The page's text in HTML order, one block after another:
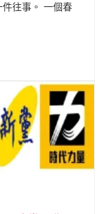
往事。 一個春